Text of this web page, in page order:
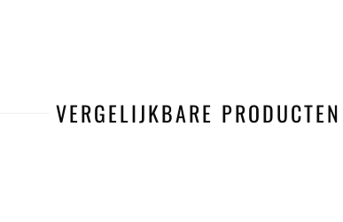
VERGELIJKBARE PRODUCTEN